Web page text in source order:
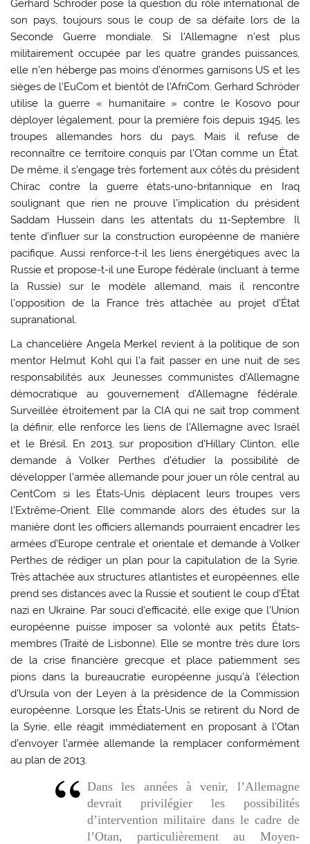
Gerhard Schröder pose la question du rôle international de
son pays, toujours sous le coup de sa défaite lors de la
Seconde Guerre mondiale. Si l’Allemagne n’est plus
militairement occupée par les quatre grandes puissances,
elle n’en héberge pas moins d’énormes garnisons US et les
sièges de l’EuCom et bientôt de l’AfriCom. Gerhard Schröder
utilise la guerre « humanitaire » contre le Kosovo pour
déployer légalement, pour la première fois depuis 1945, les
troupes allemandes hors du pays. Mais il refuse de
reconnaître ce territoire conquis par l’Otan comme un État.
De même, il s’engage très fortement aux côtés du président
Chirac contre la guerre états-uno-britannique en Iraq
soulignant que rien ne prouve l’implication du président
Saddam Hussein dans les attentats du 11-Septembre. Il
tente d’influer sur la construction européenne de manière
pacifique. Aussi renforce-t-il les liens énergétiques avec la
Russie et propose-t-il une Europe fédérale (incluant à terme
la Russie) sur le modèle allemand, mais il rencontre
l’opposition de la France très attachée au projet d’État
supranational.
La chancelière Angela Merkel revient à la politique de son
mentor Helmut Kohl qui l’a fait passer en une nuit de ses
responsabilités aux Jeunesses communistes d’Allemagne
démocratique au gouvernement d’Allemagne fédérale.
Surveillée étroitement par la CIA qui ne sait trop comment
la définir, elle renforce les liens de l’Allemagne avec Israël
et le Brésil. En 2013, sur proposition d’Hillary Clinton, elle
demande à Volker Perthes d’étudier la possibilité de
développer l’armée allemande pour jouer un rôle central au
CentCom si les États-Unis déplacent leurs troupes vers
l’Extrême-Orient. Elle commande alors des études sur la
manière dont les officiers allemands pourraient encadrer les
armées d’Europe centrale et orientale et demande à Volker
Perthes de rédiger un plan pour la capitulation de la Syrie.
Très attachée aux structures atlantistes et européennes, elle
prend ses distances avec la Russie et soutient le coup d’État
nazi en Ukraine. Par souci d’efficacité, elle exige que l’Union
européenne puisse imposer sa volonté aux petits États-
membres (Traité de Lisbonne). Elle se montre très dure lors
de la crise financière grecque et place patiemment ses
pions dans la bureaucratie européenne jusqu’à l’élection
d’Ursula von der Leyen à la présidence de la Commission
européenne. Lorsque les États-Unis se retirent du Nord de
la Syrie, elle réagit immédiatement en proposant à l’Otan
d’envoyer l’armée allemande la remplacer conformément
au plan de 2013.
Dans les années à venir, l’Allemagne
devrait privilégier les possibilités
d’intervention militaire dans le cadre de
l’Otan, particulièrement au Moyen-